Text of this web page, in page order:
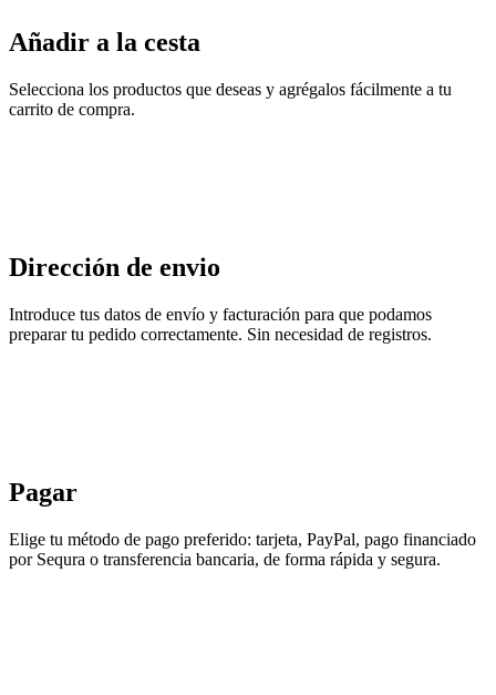
Añadir a la cesta
Selecciona los productos que deseas y agrégalos fácilmente a tu
carrito de compra.
Dirección de envio
Introduce tus datos de envío y facturación para que podamos
preparar tu pedido correctamente. Sin necesidad de registros.
Pagar
Elige tu método de pago preferido: tarjeta, PayPal, pago financiado
por Sequra o transferencia bancaria, de forma rápida y segura.